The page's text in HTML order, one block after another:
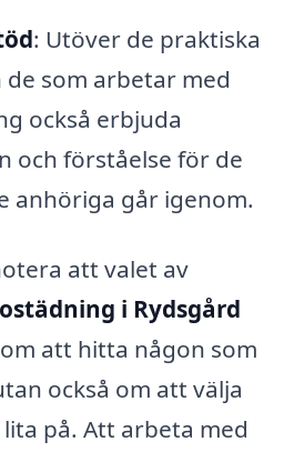
: Utöver de praktiska
som arbetar med
också erbjuda
och förståelse för de
anhöriga går igenom.
att valet av
i Rydsgård
att hitta någon som
också om att välja
på. Att arbeta med